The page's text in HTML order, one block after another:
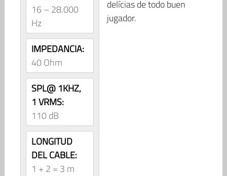
16 – 28.000
Hz
IMPEDANCIA:
40 Ohm
SPL@ 1KHZ,
1 VRMS:
110 dB
LONGITUD
DEL CABLE:
1 + 2 = 3 m
delícias de todo buen
jugador.